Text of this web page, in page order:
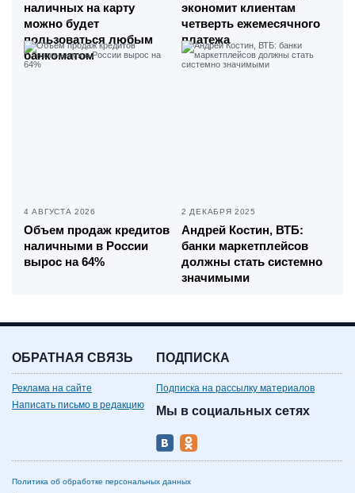
наличных на карту
можно будет
пользоваться любым
банкоматом
экономит клиентам
четверть ежемесячного
платежа
4 АВГУСТА 2026
Объем продаж кредитов
наличными в России
вырос на 64%
2 ДЕКАБРЯ 2025
Андрей Костин, ВТБ:
банки маркетплейсов
должны стать системно
значимыми
ОБРАТНАЯ СВЯЗЬ
Реклама на сайте
Написать письмо в редакцию
ПОДПИСКА
Подписка на рассылку материалов
Мы в социальных сетях
Политика об обработке персональных данных